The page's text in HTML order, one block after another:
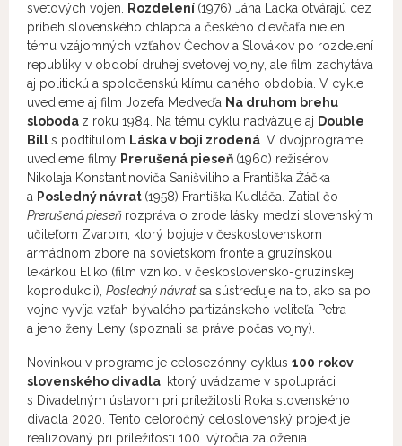
svetových vojen.
Rozdelení (1976) Jána Lacka otvárajú cez
príbeh slovenského chlapca a českého dievčaťa nielen
tému vzájomných vzťahov Čechov a Slovákov po rozdelení
republiky v období druhej svetovej vojny, ale film zachytáva
aj politickú a spoločenskú klímu daného obdobia. V cykle
uvedieme aj film Jozefa Medveďa Na druhom brehu
sloboda z roku 1984. Na tému cyklu nadväzuje aj Double
Bills podtitulom Láska v boji zrodená . V dvojprograme
uvedieme filmy Prerušená pieseň (1960) režisérov
Nikolaja Konstantinoviča Sanišviliho a Františka Žáčka
a Posledný návrat (1958) Františka Kudláča. Zatiaľ čo
Prerušená pieseň rozpráva o zrode lásky medzi slovenským
učiteľom Zvarom, ktorý bojuje v československom
armádnom zbore na sovietskom fronte a gruzínskou
lekárkou Eliko (film vznikol v československo-gruzínskej
koprodukcii), Posledný návratsa sústreďuje na to, ako sa po
vojne vyvíja vzťah bývalého partizánskeho veliteľa Petra
a jeho ženy Leny (spoznali sa práve počas vojny).
Novinkou v programe je celosezónny cyklus 100 rokov
slovenského divadla , ktorý uvádzame v spolupráci
s Divadelným ústavom pri príležitosti Roka slovenského
divadla 2020. Tento celoročný celoslovenský projekt je
realizovaný pri príležitosti 100. výročia založenia